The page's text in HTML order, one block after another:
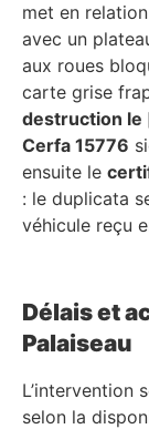
met en
avec un
aux roues
carte grise
destruction le
Cerfa 15776
ensuite le
: le duplicata
véhicule reçu
Délais et
Palaiseau
L’intervention
selon la